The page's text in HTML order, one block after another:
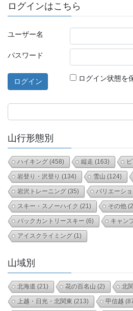
ログインはこちら
ユーザー名
パスワード
ログイン状態を
山行形態別
ハイキング (458) 縦走 (163)
岩登り・沢登り (134) 雪山 (124)
岩沢トレーニング (35) バリエーシ
スキー・スノーハイク (21) その他
バックカントリースキー (6) キャン
アイスクライミング (1)
山域別
北海道 (21) 花の百名山 (2) 北
上越・日光・北関東 (213) 甲信越